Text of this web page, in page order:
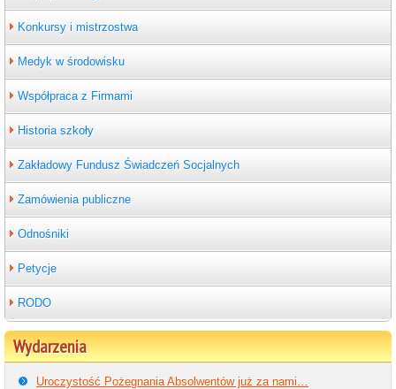
Konkursy i mistrzostwa
Medyk w środowisku
Współpraca z Firmami
Historia szkoły
Zakładowy Fundusz Świadczeń Socjalnych
Zamówienia publiczne
Odnośniki
Petycje
RODO
Wydarzenia
Uroczystość Pożegnania Absolwentów już za nami…